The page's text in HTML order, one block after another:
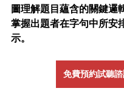
圖理解題目蘊含的關鍵邏
掌握出題者在字句中所安
示。
免費預約試聽